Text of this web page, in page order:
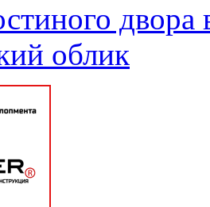
двора
облик